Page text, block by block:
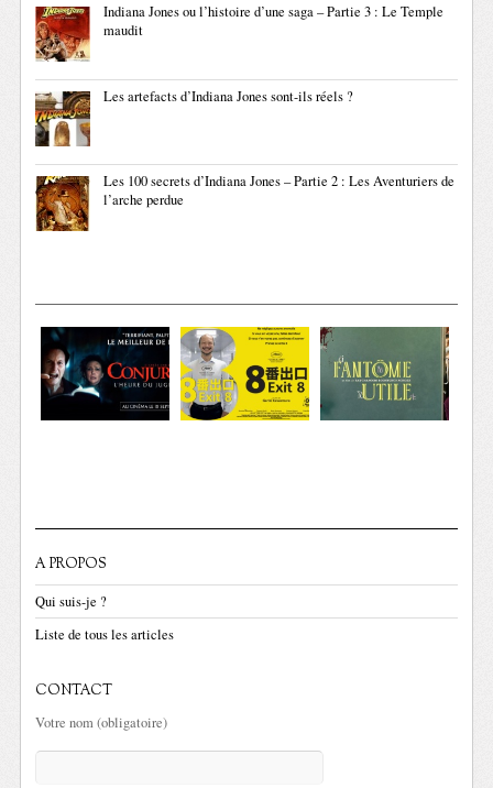
Indiana Jones ou l’histoire d’une saga – Partie 3 : Le Temple
maudit
Les artefacts d’Indiana Jones sont-ils réels ?
Les 100 secrets d’Indiana Jones – Partie 2 : Les Aventuriers de
l’arche perdue
A PROPOS
Qui suis-je ?
Liste de tous les articles
CONTACT
Votre nom (obligatoire)